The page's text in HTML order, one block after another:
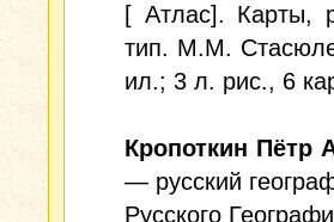
[ Атлас]. Карты,
тип. М.М.
ил.; 3 л. рис., 6
Кропоткин Пётр
— русский
Русского